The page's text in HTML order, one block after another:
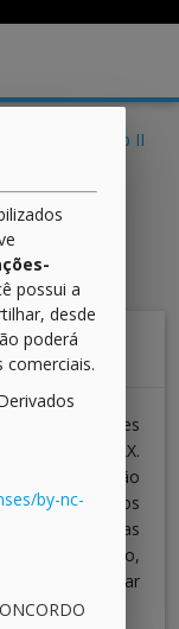
possui a
desde
poderá
comerciais.
by-nc-
Web II
diferentes
partir do AJAX.
modelos são
de objetos
uma dessas
por isso,
é melhor utilizar